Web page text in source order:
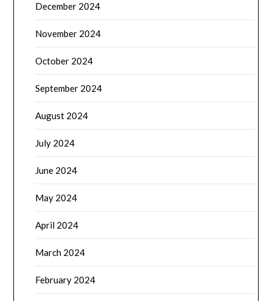
December 2024
November 2024
October 2024
September 2024
August 2024
July 2024
June 2024
May 2024
April 2024
March 2024
February 2024